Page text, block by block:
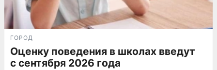
ГОРОД
Оценку поведения в школах введут
с сентября 2026 года